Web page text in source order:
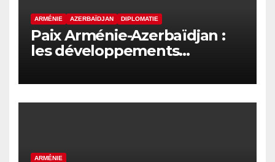
ARMÉNIE AZERBAÏDJAN DIPLOMATIE
Paix Arménie-Azerbaïdjan :
les développements
signature finale
ARMÉNIE